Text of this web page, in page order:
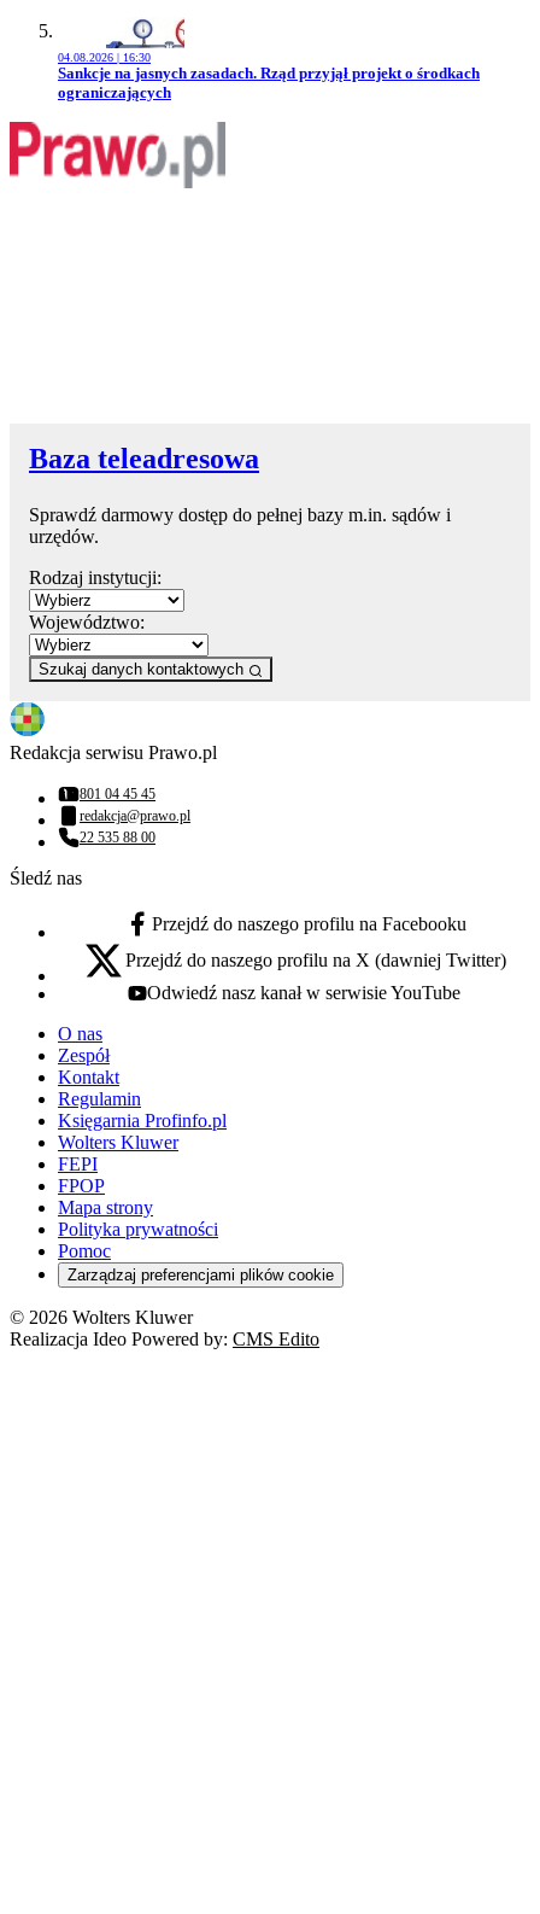
04.08.2026 | 16:30
Przejdź do artykułu:
Sankcje na jasnych zasadach. Rząd przyjął projekt o środkach
ograniczających
Baza teleadresowa
Sprawdź darmowy dostęp do pełnej bazy m.in. sądów i
urzędów.
Rodzaj instytucji:
Województwo:
Szukaj danych kontaktowych
Redakcja serwisu Prawo.pl
Numer telefonu:
801 04 45 45
Adres email:
redakcja@prawo.pl
Numer telefonu:
22 535 88 00
Śledź nas
facebook - otwiera się w nowej karcie
Przejdź do naszego profilu na Facebooku
x - otwiera się w nowej karcie
Przejdź do naszego profilu na X (dawniej Twitter)
youtube - otwiera się w nowej karcie
Odwiedź nasz kanał w serwisie YouTube
O nas
Zespół
Kontakt
Regulamin
Księgarnia Profinfo.pl
Wolters Kluwer
FEPI
FPOP
Mapa strony
Polityka prywatności
Pomoc
Zarządzaj preferencjami plików cookie
© 2026 Wolters Kluwer
Realizacja Ideo Powered by: CMS Edito